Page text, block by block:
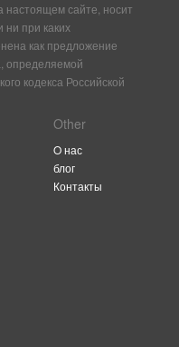
сайте, носит
ни при каких
как предложение
определяемой
кодекса Российской
Other
O нас
блог
Контакты